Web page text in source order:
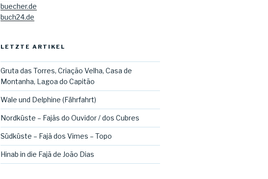
buecher.de
buch24.de
LETZTE ARTIKEL
Gruta das Torres, Criação Velha, Casa de
Montanha, Lagoa do Capitão
Wale und Delphine (Fährfahrt)
Nordküste – Fajãs do Ouvidor / dos Cubres
Südküste – Fajã dos Vimes – Topo
Hinab in die Fajã de João Dias